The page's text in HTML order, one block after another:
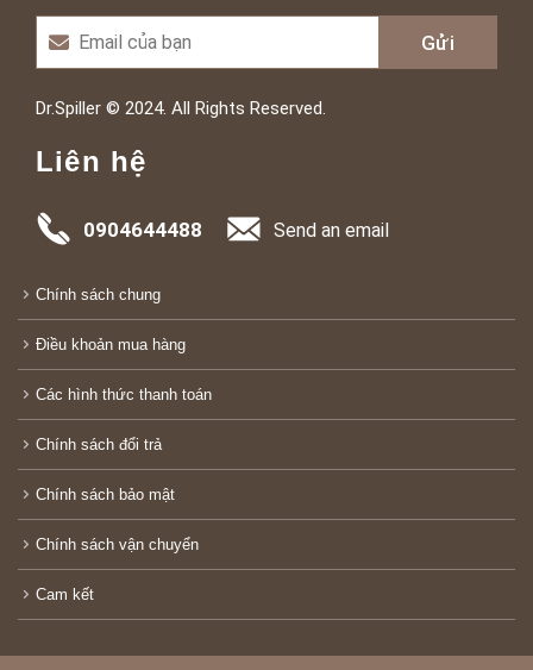
Dr.Spiller © 2024. All Rights Reserved.
Liên hệ
0904644488 Send an email
Chính sách chung
Điều khoản mua hàng
Các hình thức thanh toán
Chính sách đổi trả
Chính sách bảo mật
Chính sách vận chuyển
Cam kết